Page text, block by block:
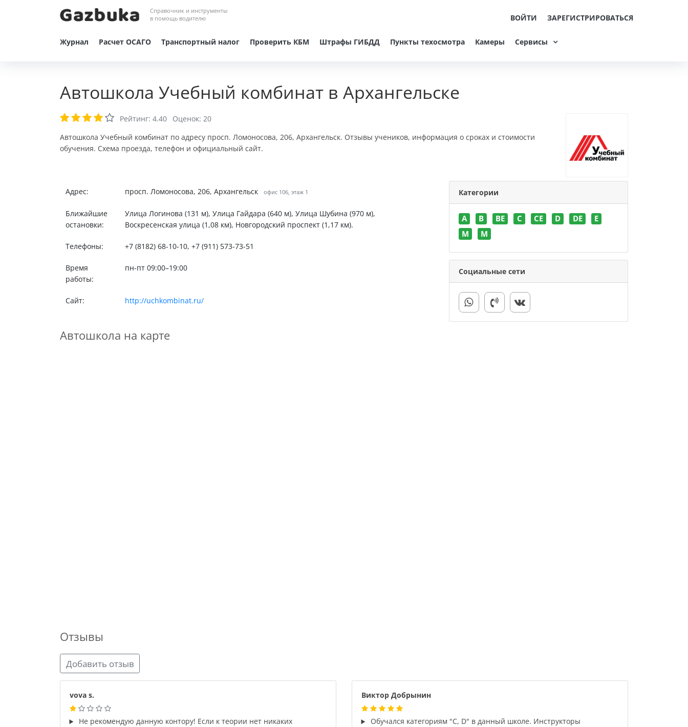
Справочник и инструменты
в помощь водителю
ВОЙТИ ЗАРЕГИСТРИРОВАТЬСЯ
Журнал Расчет ОСАГО Транспортный налог Проверить КБМ Штрафы ГИБДД Пункты техосмотра Камеры Сервисы
Автошкола Учебный комбинат в Архангельске
Рейтинг: 4.40 Оценок: 20
Автошкола Учебный комбинат по адресу просп. Ломоносова, 206, Архангельск. Отзывы учеников, информация о сроках и стоимости
обучения. Схема проезда, телефон и официальный сайт.
Адрес: просп. Ломоносова, 206, Архангельск офис 106, этаж 1
Ближайшие
остановки:
Улица Логинова (131 м), Улица Гайдара (640 м), Улица Шубина (970 м),
Воскресенская улица (1,08 км), Новгородский проспект (1,17 км).
Телефоны: +7 (8182) 68-10-10, +7 (911) 573-73-51
Время
работы:
пн-пт 09:00–19:00
Сайт: http://uchkombinat.ru/
Категории
A B BE C CE D DE
E
M
M
Социальные сети
Автошкола на карте
Отзывы
Добавить отзыв
vova s.
Не рекомендую данную контору! Если к теории нет никаких
Виктор Добрынин
Обучался категориям "С, D" в данный школе. Инструкторы